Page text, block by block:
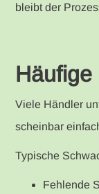
bleibt der
Viele Händler
scheinbar
Typische
Fehlende